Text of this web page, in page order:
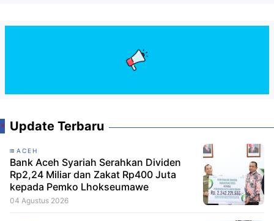
Update Terbaru
ACEH
Bank Aceh Syariah Serahkan Dividen
Rp2,24 Miliar dan Zakat Rp400 Juta
kepada Pemko Lhokseumawe
04 Agustus 2026